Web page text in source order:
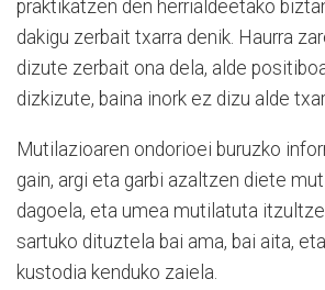
praktikatzen den herrialdeetako
dakigu zerbait txarra denik. Haurra
dizute zerbait ona dela, alde
dizkizute, baina inork ez dizu alde
Mutilazioaren ondorioei buruzko
gain, argi eta garbi azaltzen diete
dagoela, eta umea mutilatuta
sartuko dituztela bai ama, bai aita,
kustodia kenduko zaiela.